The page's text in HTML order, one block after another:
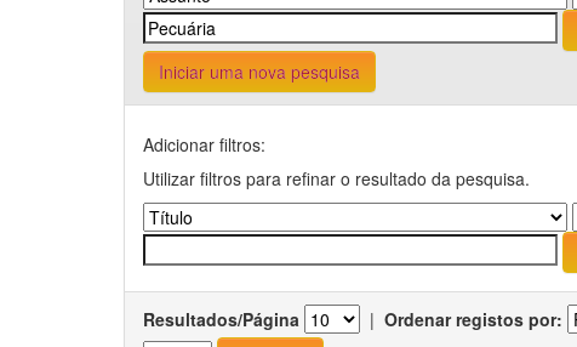
Iniciar uma nova pesquisa
Adicionar filtros:
Utilizar filtros para refinar o resultado da pesquisa.
Resultados/Página | Ordenar registos por: